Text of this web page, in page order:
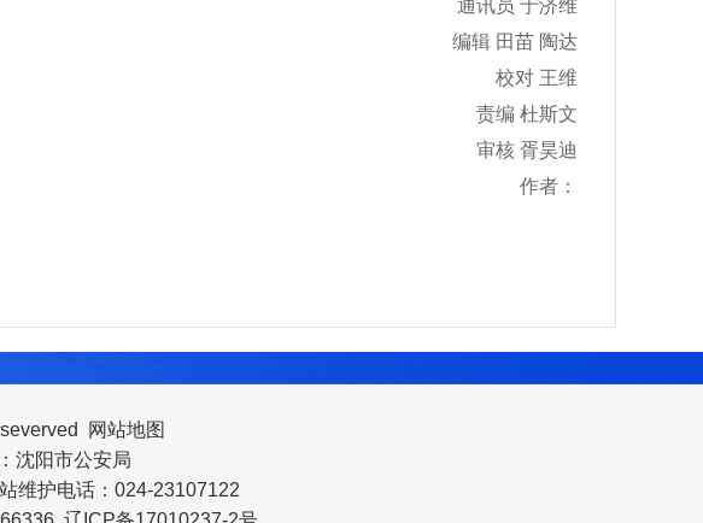
通讯员 于济维
编辑 田苗 陶达
校对 王维
责编 杜斯文
审核 胥昊迪
作者：
网站地图
沈阳市公安局
维护电话：024-23107122